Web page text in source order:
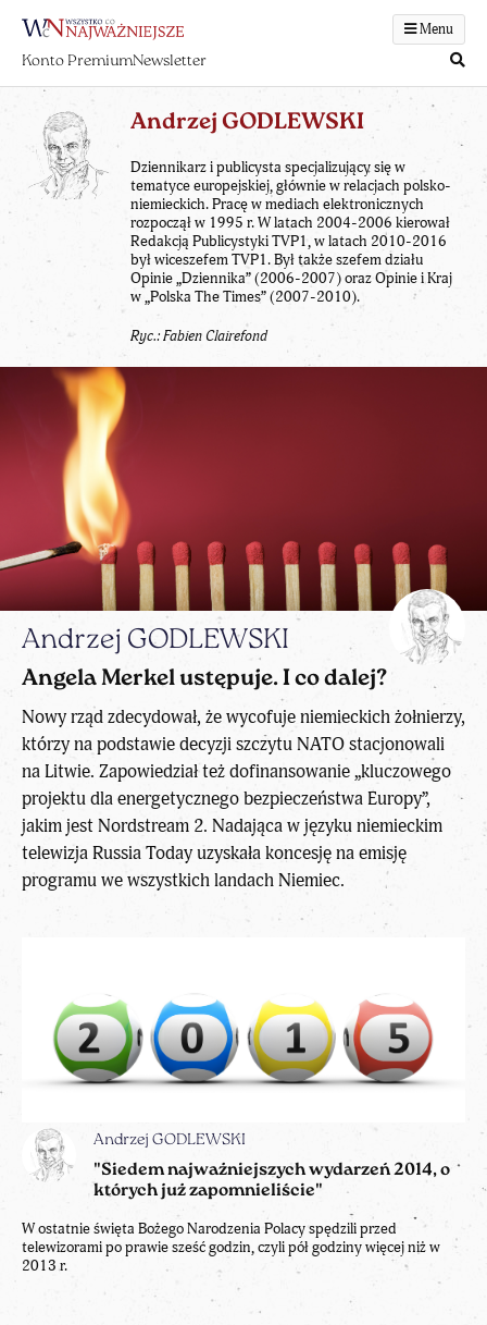
Menu
Konto PremiumNewsletter
Andrzej GODLEWSKI
Dziennikarz i publicysta specjalizujący się w
tematyce europejskiej, głównie w relacjach polsko-
niemieckich. Pracę w mediach elektronicznych
rozpoczął w 1995 r. W latach 2004-2006 kierował
Redakcją Publicystyki TVP1, w latach 2010-2016
był wiceszefem TVP1. Był także szefem działu
Opinie „Dziennika” (2006-2007) oraz Opinie i Kraj
w „Polska The Times” (2007-2010).
Ryc.: Fabien Clairefond
Andrzej GODLEWSKI
Angela Merkel ustępuje. I co dalej?
Nowy rząd zdecydował, że wycofuje niemieckich żołnierzy,
którzy na podstawie decyzji szczytu NATO stacjonowali
na Litwie. Zapowiedział też dofinansowanie „kluczowego
projektu dla energetycznego bezpieczeństwa Europy”,
jakim jest Nordstream 2. Nadająca w języku niemieckim
telewizja Russia Today uzyskała koncesję na emisję
programu we wszystkich landach Niemiec.
Andrzej GODLEWSKI
"Siedem najważniejszych wydarzeń 2014, o
których już zapomnieliście"
W ostatnie święta Bożego Narodzenia Polacy spędzili przed
telewizorami po prawie sześć godzin, czyli pół godziny więcej niż w
2013 r.